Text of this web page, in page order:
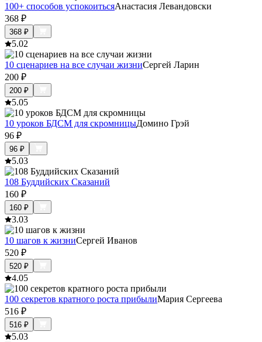
100+ способов успокоитьсяАнастасия Левандовски
368 ₽
368 ₽
5.02
10 сценариев на все случаи жизниСергей Ларин
200 ₽
200 ₽
5.05
10 уроков БДСМ для скромницыДомино Грэй
96 ₽
96 ₽
5.03
108 Буддийских Сказаний
160 ₽
160 ₽
3.03
10 шагов к жизниСергей Иванов
520 ₽
520 ₽
4.05
100 секретов кратного роста прибылиМария Сергеева
516 ₽
516 ₽
5.03